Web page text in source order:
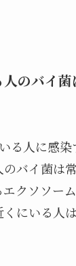
のバイ
る人に感染
バイ菌は
クソソー
にいる人